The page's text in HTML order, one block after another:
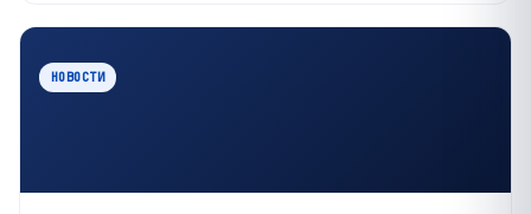
НОВОСТИ